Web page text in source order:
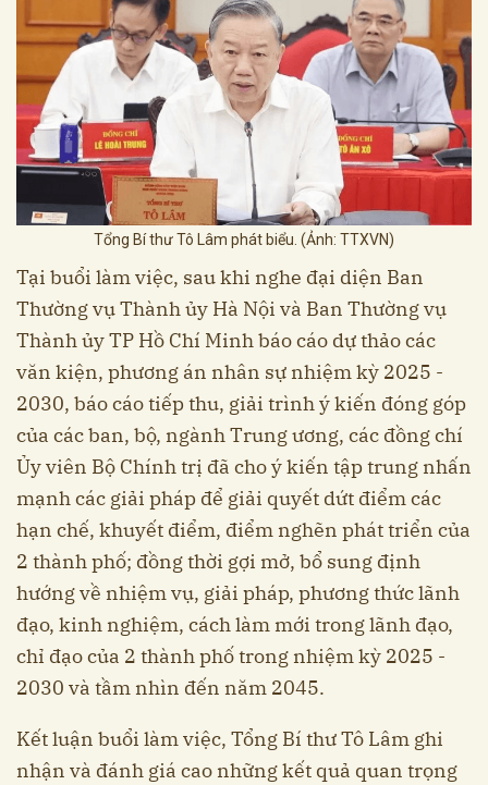
Tổng Bí thư Tô Lâm phát biểu. (Ảnh: TTXVN)
Tại buổi làm việc, sau khi nghe đại diện Ban
Thường vụ Thành ủy Hà Nội và Ban Thường vụ
Thành ủy TP Hồ Chí Minh báo cáo dự thảo các
văn kiện, phương án nhân sự nhiệm kỳ 2025 -
2030, báo cáo tiếp thu, giải trình ý kiến đóng góp
của các ban, bộ, ngành Trung ương, các đồng chí
Ủy viên Bộ Chính trị đã cho ý kiến tập trung nhấn
mạnh các giải pháp để giải quyết dứt điểm các
hạn chế, khuyết điểm, điểm nghẽn phát triển của
2 thành phố; đồng thời gợi mở, bổ sung định
hướng về nhiệm vụ, giải pháp, phương thức lãnh
đạo, kinh nghiệm, cách làm mới trong lãnh đạo,
chỉ đạo của 2 thành phố trong nhiệm kỳ 2025 -
2030 và tầm nhìn đến năm 2045.
Kết luận buổi làm việc, Tổng Bí thư Tô Lâm ghi
nhận và đánh giá cao những kết quả quan trọng